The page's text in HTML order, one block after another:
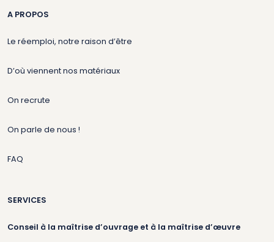
A PROPOS
Le réemploi, notre raison d’être
D’où viennent nos matériaux
On recrute
On parle de nous !
FAQ
SERVICES
Conseil à la maîtrise d’ouvrage et à la maîtrise d’œuvre